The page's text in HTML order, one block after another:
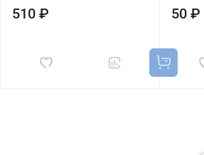
510 ₽ 50 ₽